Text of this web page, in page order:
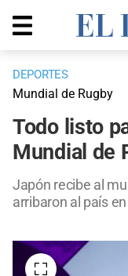
DEPORTES
Mundial de Rugby
Todo listo
Mundial de
Japón recibe al
arribaron al país